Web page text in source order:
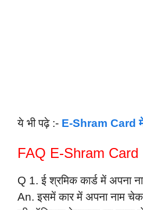
ये भी पढ़े :- E-Shram Card
FAQ E-Shram
Q 1. ई श्रमिक कार्ड में अपना
An. इसमें कार में अपना नाम